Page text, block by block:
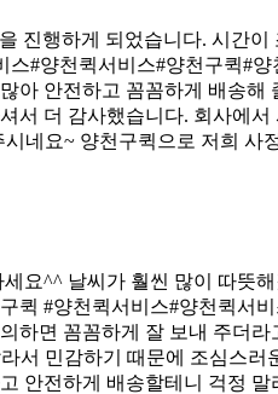
진행하게 되었습니다. 시간이
#양천퀵서비스#양천구퀵#양
아 안전하고 꼼꼼하게 배송해
서 더 감사했습니다. 회사에서
네요~ 양천구퀵으로 저희 사
요^^ 날씨가 훨씬 많이 따뜻
퀵 #양천퀵서비스#양천퀵서
하면 꼼꼼하게 잘 보내 주더라
서 민감하기 때문에 조심스러
안전하게 배송할테니 걱정 말